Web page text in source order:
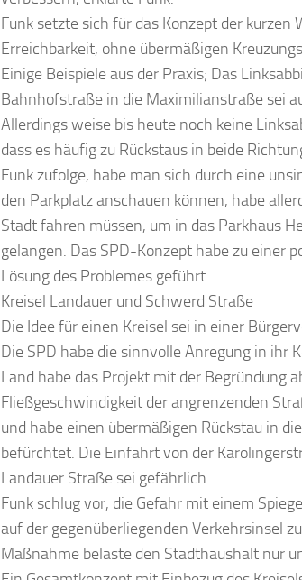
Funk setzte sich für das Kon­zept der kurzen
Erreichbarkeit, ohne übermäßigen
Einige Beispiele aus der Praxis; Das
Bahnhofstraße in die Maximilianstraße sei
Allerdings weise bis heute noch keine
dass es häufig zu Rückstaus in beide
Funk zufolge, habe man sich durch eine
den Parkplatz an­schauen können, habe
Stadt fah­ren müssen, um in das Parkhaus
gelangen. Das SPD-Konzept habe zu einer
Lösung des Problemes geführt.
Kreisel Landauer und Schwerd Straße
Die Idee für einen Kreisel sei in einer
Die SPD habe die sinn­volle Anregung in ihr
Land habe das Projekt mit der Begründung
Fließgeschwindigkeit der angrenzenden
und habe einen übermäßigen Rückstau in
befürchtet. Die Einfahrt von der
Landauer Straße sei gefähr­lich.
Funk schlug vor, die Gefahr mit einem
auf der gegenüber­liegenden Verkehrsinsel
Maßnahme belaste den Stadthaushalt nur